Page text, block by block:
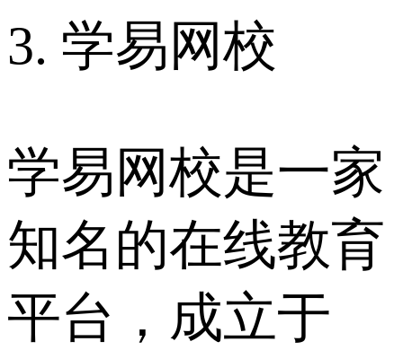
3. 学易网校
学易网校是一家
知名的在线教育
平台，成立于